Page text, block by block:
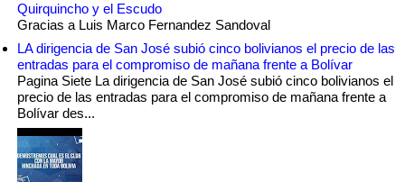
Quirquincho y el Escudo
Gracias a Luis Marco Fernandez Sandoval
LA dirigencia de San José subió cinco bolivianos el precio de las
entradas para el compromiso de mañana frente a Bolívar
Pagina Siete La dirigencia de San José subió cinco bolivianos el
precio de las entradas para el compromiso de mañana frente a
Bolívar des...